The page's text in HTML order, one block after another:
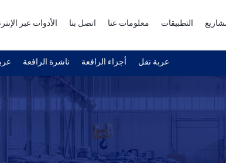
الأدوات عبر اتصل بنا معلومات عنا التطبيقات
ناشرة الرافعة أجزاء الرافعة عربة نقل